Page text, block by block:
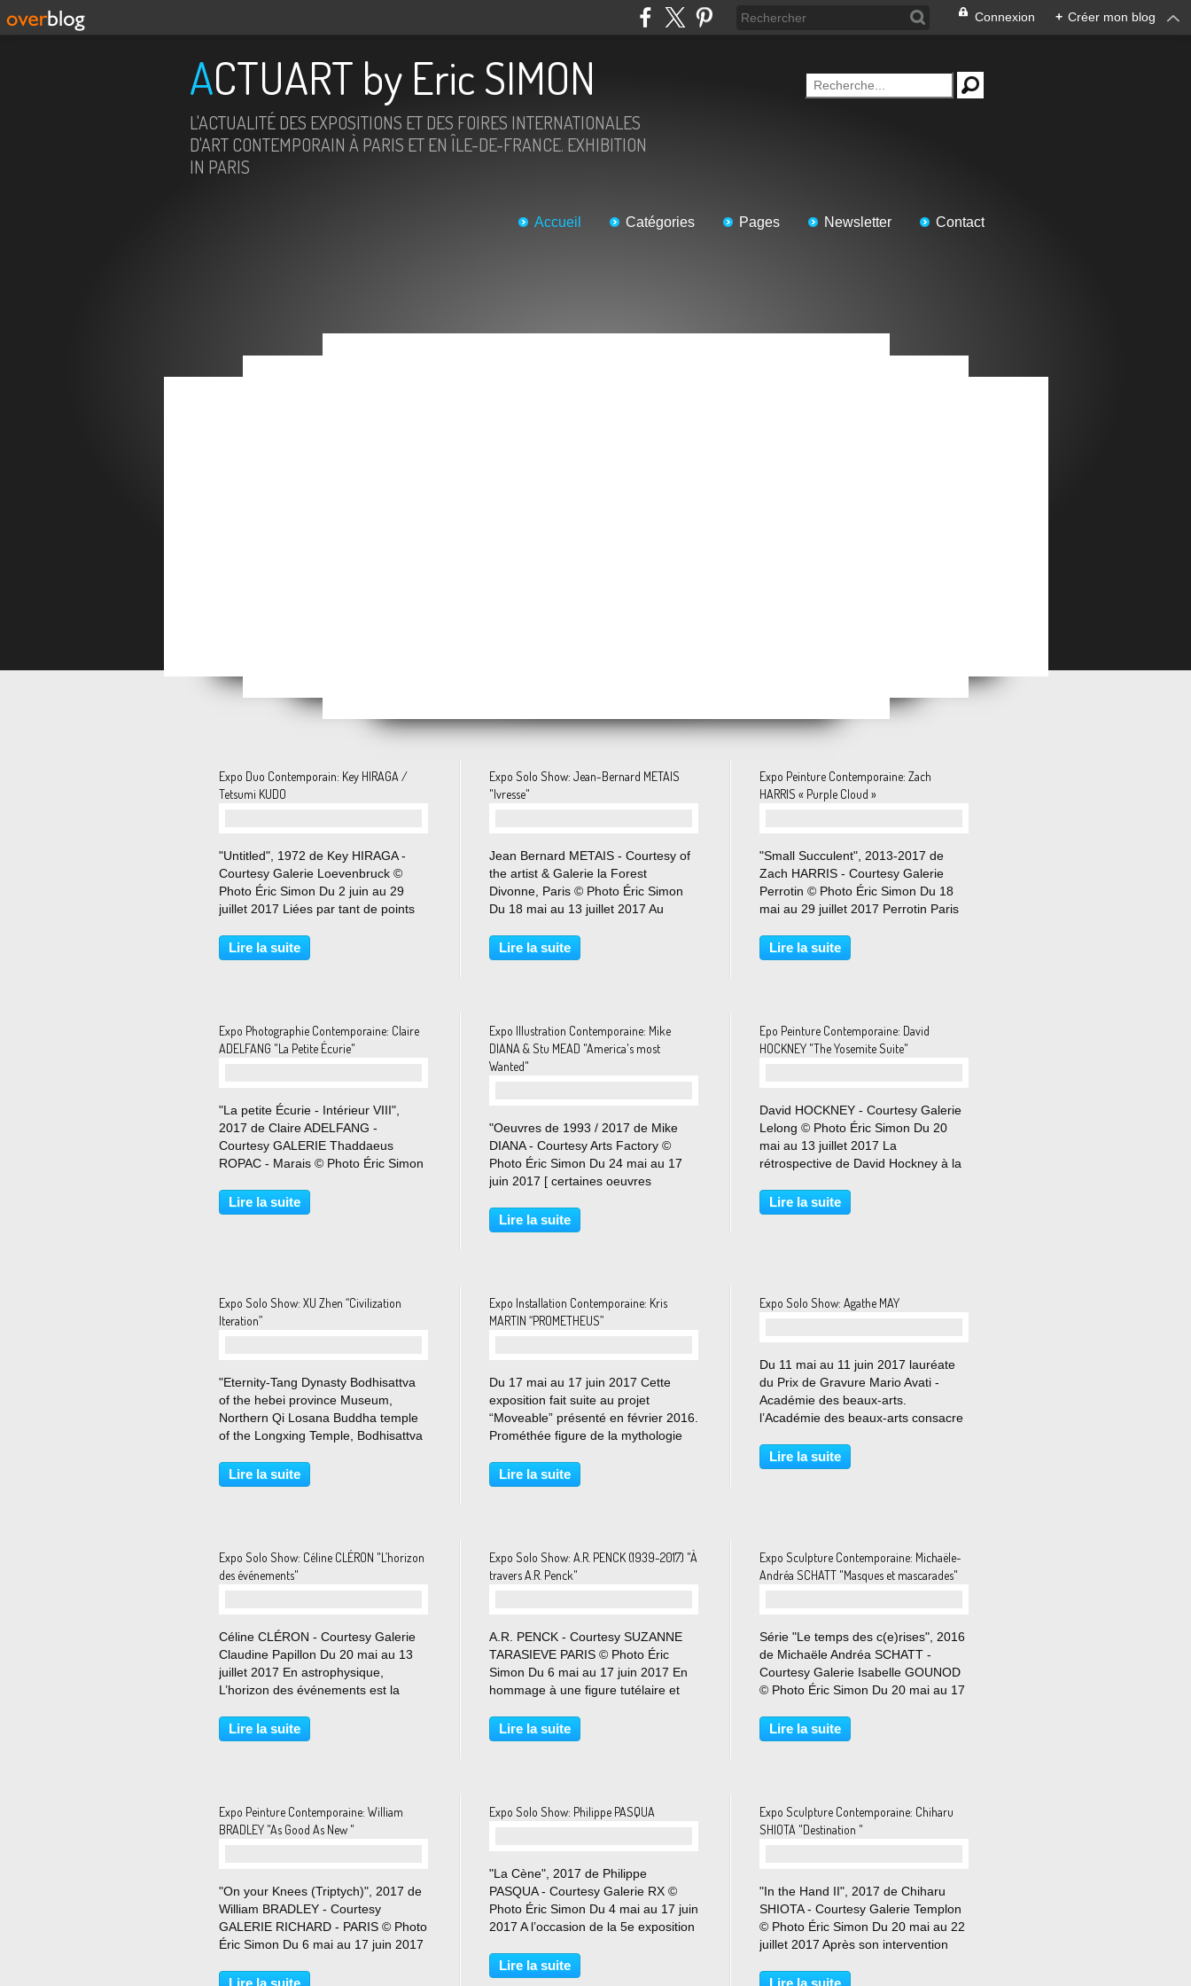
Connexion + Créer mon blog
ACTUART by Eric SIMON
L'ACTUALITÉ DES EXPOSITIONS ET DES FOIRES INTERNATIONALES
D'ART CONTEMPORAIN À PARIS ET EN ÎLE-DE-FRANCE. EXHIBITION
IN PARIS
Accueil Catégories Pages Newsletter Contact
Publié depuis Overblog et Facebook
"Mes années 80"
WE ARE [still] HERE
Expo Duo Contemporain: Key HIRAGA /
Tetsumi KUDO
"Untitled", 1972 de Key HIRAGA -
Courtesy Galerie Loevenbruck ©
Photo Éric Simon Du 2 juin au 29
juillet 2017 Liées par tant de points
oeuvres de Tetsumi Kudo (1935-
1990) et celles de Key Hiraga (1936-
Lire la suite
Expo Solo Show: Jean-Bernard METAIS
"Ivresse"
Jean Bernard METAIS - Courtesy of
the artist & Galerie la Forest
Divonne, Paris © Photo Éric Simon
Du 18 mai au 13 juillet 2017 Au
le mouvement, révélés par la
lumière, la matière et les fluides
Lire la suite
Expo Peinture Contemporaine: Zach
HARRIS « Purple Cloud »
"Small Succulent", 2013-2017 de
Zach HARRIS - Courtesy Galerie
Perrotin © Photo Éric Simon Du 18
mai au 29 juillet 2017 Perrotin Paris
Cloud” la première exposition de
Zach Harris à la galerie et en dehors
Lire la suite
Expo Photographie Contemporaine: Claire
ADELFANG "La Petite Écurie"
"La petite Écurie - Intérieur VIII",
2017 de Claire ADELFANG -
Courtesy GALERIE Thaddaeus
ROPAC - Marais © Photo Éric Simon
Thaddaeus Ropac Paris a le plaisir
d’annoncer la quatrième exposition
Lire la suite
Expo Illustration Contemporaine: Mike
DIANA & Stu MEAD "America's most
Wanted"
"Oeuvres de 1993 / 2017 de Mike
DIANA - Courtesy Arts Factory ©
Photo Éric Simon Du 24 mai au 17
juin 2017 [ certaines oeuvres
heurter un public non averti ] La
galerie Arts Factory et les éditions
Lire la suite
Epo Peinture Contemporaine: David
HOCKNEY "The Yosemite Suite"
David HOCKNEY - Courtesy Galerie
Lelong © Photo Éric Simon Du 20
mai au 13 juillet 2017 La
rétrospective de David Hockney à la
juin au Centre Georges Pompidou à
Paris et qui se poursuivra ensuite à
Lire la suite
Expo Solo Show: XU Zhen “Civilization
Iteration”
"Eternity-Tang Dynasty Bodhisattva
of the hebei province Museum,
Northern Qi Losana Buddha temple
of the Longxing Temple, Bodhisattva
of the Temple of Aphaia", 2016 de
XU Zhen - Courtesy Galerie Perrotin
Lire la suite
Expo Installation Contemporaine: Kris
MARTIN “PROMETHEUS”
Du 17 mai au 17 juin 2017 Cette
exposition fait suite au projet
“Moveable” présenté en février 2016.
Prométhée figure de la mythologie
ainsi son nom à l’exposition.
Créateur de l’Homme, il se voit
Lire la suite
Expo Solo Show: Agathe MAY
Du 11 mai au 11 juin 2017 lauréate
du Prix de Gravure Mario Avati -
Académie des beaux-arts.
l’Académie des beaux-arts consacre
Agathe May, lauréate de la
quatrième édition du Prix de Gravure
Lire la suite
Expo Solo Show: Céline CLÉRON "L’horizon
des événements"
Céline CLÉRON - Courtesy Galerie
Claudine Papillon Du 20 mai au 13
juillet 2017 En astrophysique,
L’horizon des événements est la
est absorbée par un trou noir. Dans
ces zones singulières du cosmos,
Lire la suite
Expo Solo Show: A.R. PENCK (1939-2017) "À
travers A.R. Penck"
A.R. PENCK - Courtesy SUZANNE
TARASIEVE PARIS © Photo Éric
Simon Du 6 mai au 17 juin 2017 En
hommage à une figure tutélaire et
Suzanne Tarasieve présente la
deuxième exposition personnelle
Lire la suite
Expo Sculpture Contemporaine: Michaële-
Andréa SCHATT "Masques et mascarades"
Série "Le temps des c(e)rises", 2016
de Michaële Andréa SCHATT -
Courtesy Galerie Isabelle GOUNOD
© Photo Éric Simon Du 20 mai au 17
galerie Isabelle Gounod est
heureuse de présenter la dernière
Lire la suite
Expo Peinture Contemporaine: William
BRADLEY "As Good As New "
"On your Knees (Triptych)", 2017 de
William BRADLEY - Courtesy
GALERIE RICHARD - PARIS © Photo
Éric Simon Du 6 mai au 17 juin 2017
présenter “As Good As New” de
Lire la suite
Expo Solo Show: Philippe PASQUA
"La Cène", 2017 de Philippe
PASQUA - Courtesy Galerie RX ©
Photo Éric Simon Du 4 mai au 17 juin
2017 A l’occasion de la 5e exposition
trois œuvres inédites issues d’une
nouvelle série de collages, ainsi
Lire la suite
Expo Sculpture Contemporaine: Chiharu
SHIOTA "Destination "
"In the Hand II", 2017 de Chiharu
SHIOTA - Courtesy Galerie Templon
© Photo Éric Simon Du 20 mai au 22
juillet 2017 Après son intervention
Gauche à Paris au début de l’année,
Lire la suite